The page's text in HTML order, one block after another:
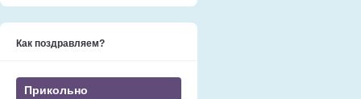
Как поздравляем?
Прикольно